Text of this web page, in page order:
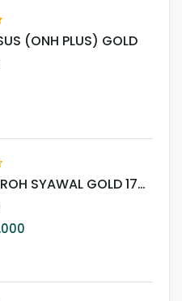
(ONH PLUS) GOLD
SYAWAL GOLD 17